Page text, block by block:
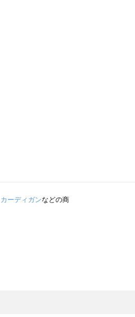
カーディガンなどの商